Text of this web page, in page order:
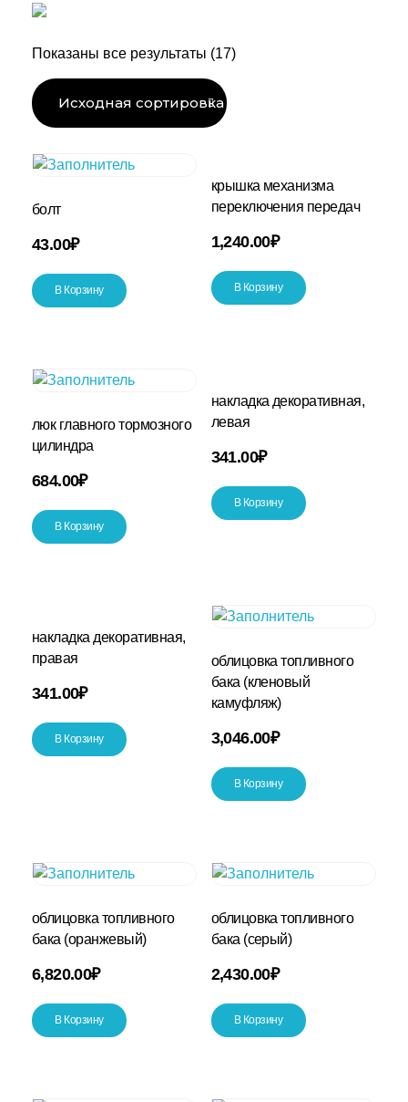
Показаны все результаты (17)
болт
43.00₽
В Корзину
крышка механизма
переключения передач
1,240.00₽
В Корзину
люк главного тормозного
цилиндра
684.00₽
В Корзину
накладка декоративная,
левая
341.00₽
В Корзину
накладка декоративная,
правая
341.00₽
В Корзину
облицовка топливного
бака (кленовый
камуфляж)
3,046.00₽
В Корзину
облицовка топливного
бака (оранжевый)
6,820.00₽
В Корзину
облицовка топливного
бака (серый)
2,430.00₽
В Корзину